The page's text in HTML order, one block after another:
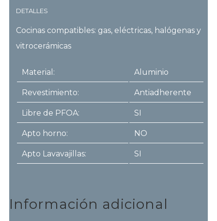
DETALLES
Cocinas compatibles: gas, eléctricas, halógenas y
vitrocerámicas
Material: Aluminio
Revestimiento: Antiadherente
Libre de PFOA: SI
Apto horno: NO
Apto Lavavajillas: SI
Información adicional